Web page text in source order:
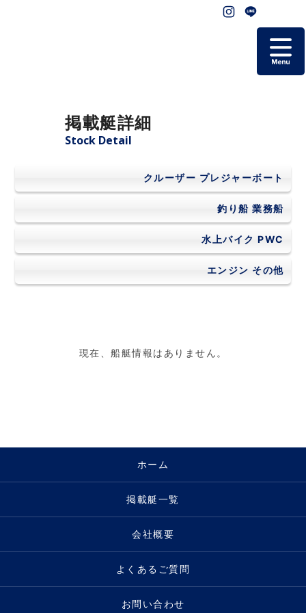
会社概要
よくあるご質問
お問い合わせ
個人情報保護方針
掲載艇詳細
Stock Detail
クルーザー プレジャーボート
釣り船 業務船
水上バイク PWC
エンジン その他
現在、船艇情報はありません。
ホーム
掲載艇一覧
会社概要
よくあるご質問
お問い合わせ